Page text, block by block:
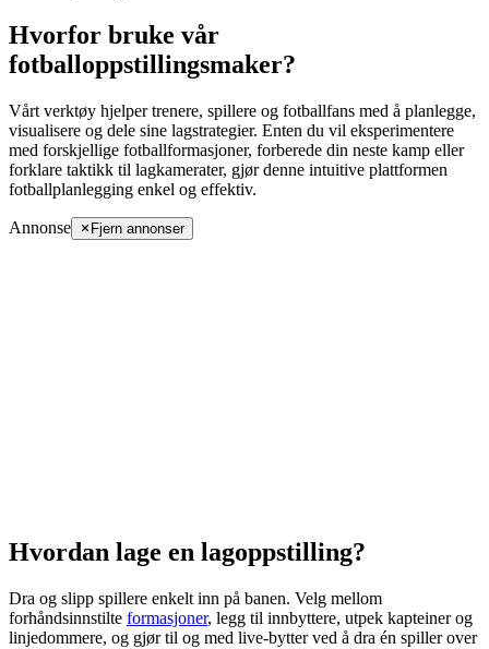
Hvorfor bruke vår
fotballoppstillingsmaker?
Vårt verktøy hjelper trenere, spillere og fotballfans med å planlegge,
visualisere og dele sine lagstrategier. Enten du vil eksperimentere
med forskjellige fotballformasjoner, forberede din neste kamp eller
forklare taktikk til lagkamerater, gjør denne intuitive plattformen
fotballplanlegging enkel og effektiv.
Annonse Fjern annonser
Hvordan lage en lagoppstilling?
Dra og slipp spillere enkelt inn på banen. Velg mellom
forhåndsinnstilte formasjoner, legg til innbyttere, utpek kapteiner og
linjedommere, og gjør til og med live-bytter ved å dra én spiller over